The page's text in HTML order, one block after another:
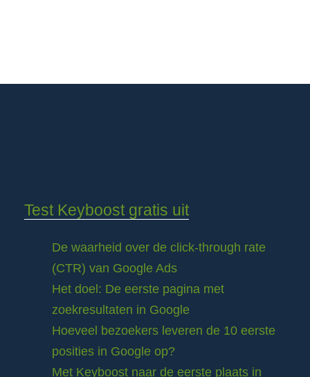
Test Keyboost gratis uit
De waarheid over de click-through rate
(CTR) van Google Ads
Het doel: De eerste pagina met
zoekresultaten in Google
Hoeveel bezoekers leveren de 10 eerste
posities in Google op?
Met Keyboost naar de eerste plaats in